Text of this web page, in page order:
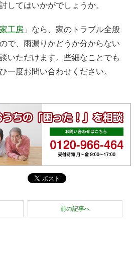
してはいかがでしょうか。
工房 」なら、家のトラブル全般
で、雨漏りかどうか分からない
いただけます。些細なことでも
一度お問い合わせください。
前の記事へ